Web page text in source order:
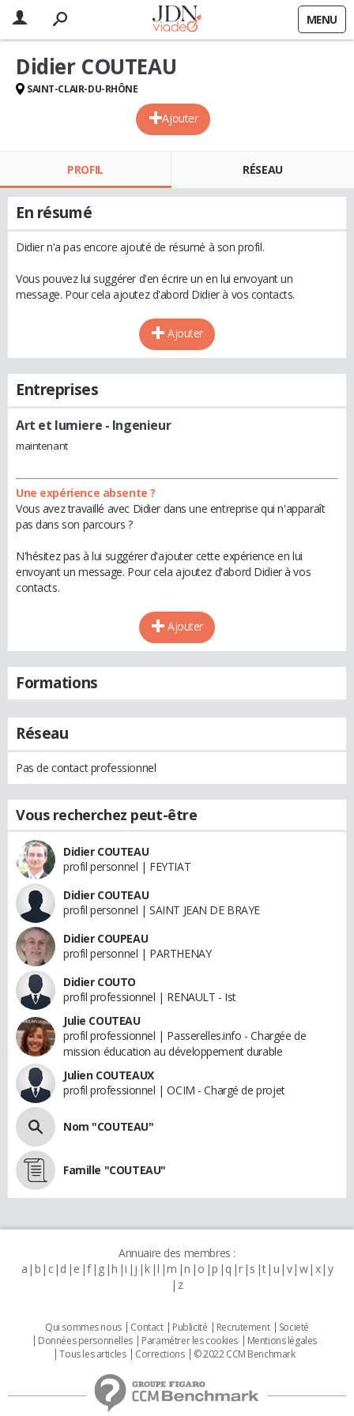
MENU
Ajouter
Didier COUTEAU
SAINT-CLAIR-DU-RHÔNE
PROFIL RÉSEAU
En résumé
Didier n'a pas encore ajouté de résumé à son profil.
Vous pouvez lui suggérer d'en écrire un en lui envoyant un
message. Pour cela ajoutez d'abord Didier à vos contacts.
Ajouter
Entreprises
Art et lumiere - Ingenieur
maintenant
Une expérience absente ?
Vous avez travaillé avec Didier dans une entreprise qui n'apparaît
pas dans son parcours ?
N'hésitez pas à lui suggérer d'ajouter cette expérience en lui
envoyant un message. Pour cela ajoutez d'abord Didier à vos
contacts.
Ajouter
Formations
Réseau
Pas de contact professionnel
Vous recherchez peut-être
Didier COUTEAU
profil personnel | FEYTIAT
Didier COUTEAU
profil personnel | SAINT JEAN DE BRAYE
Didier COUPEAU
profil personnel | PARTHENAY
Didier COUTO
profil professionnel | RENAULT - Ist
Julie COUTEAU
profil professionnel | Passerelles.info - Chargée de
mission éducation au développement durable
Julien COUTEAUX
profil professionnel | OCIM - Chargé de projet
Nom "COUTEAU"
Famille "COUTEAU"
Annuaire des membres :
a b c d e f g h i j k l m n o p q r s t u v w x y
z
Qui sommes nous Contact Publicité Recrutement
Societé
Données personnelles
Paramétrer les cookies
Mentions légales
Tous les articles
Corrections © 2022 CCM Benchmark